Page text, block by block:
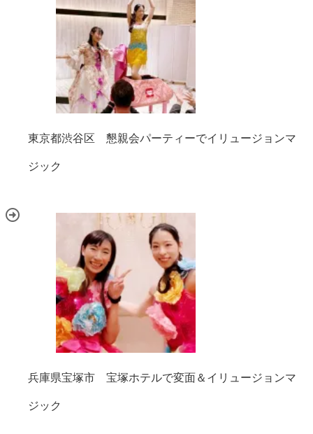
東京都渋谷区 懇親会パーティーでイリュージョンマ
ジック
兵庫県宝塚市 宝塚ホテルで変面＆イリュージョンマ
ジック